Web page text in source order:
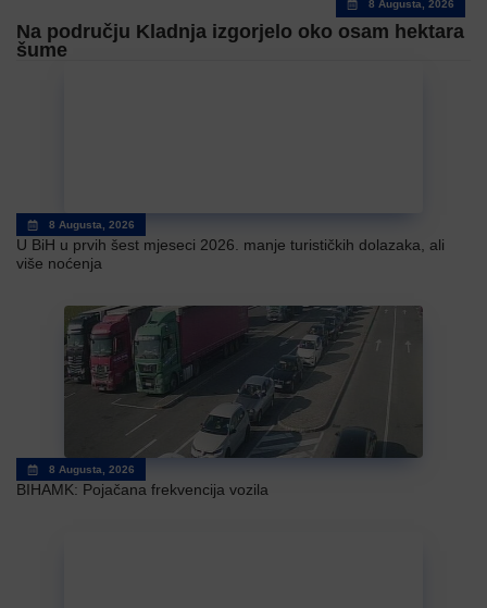
8 Augusta, 2026
Na području Kladnja izgorjelo oko osam hektara
šume
8 Augusta, 2026
U BiH u prvih šest mjeseci 2026. manje turističkih dolazaka, ali
više noćenja
8 Augusta, 2026
BIHAMK: Pojačana frekvencija vozila